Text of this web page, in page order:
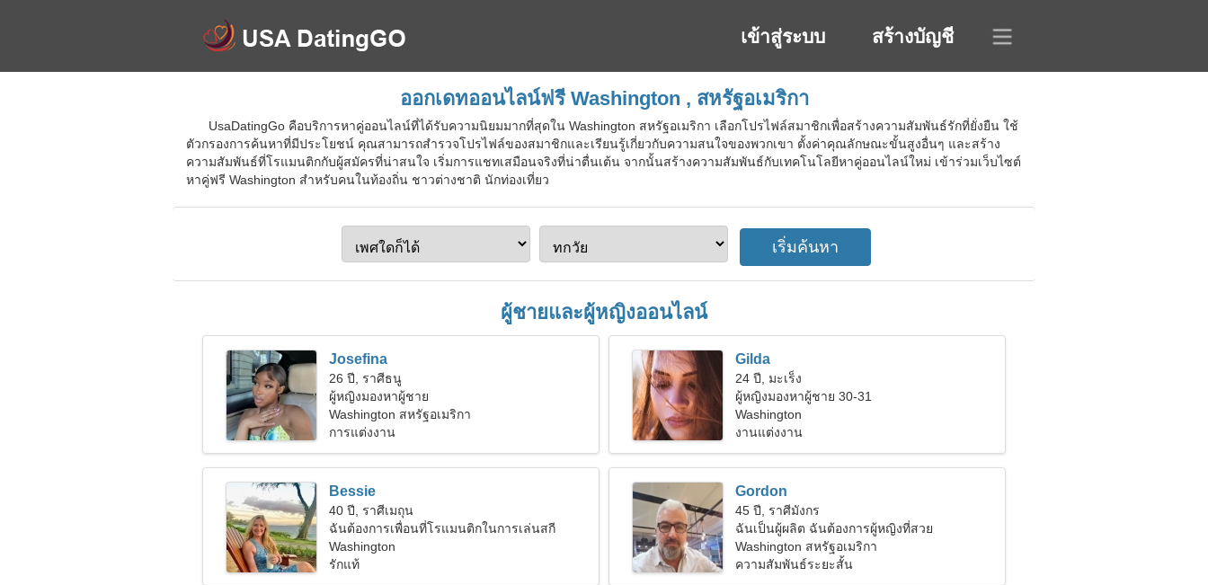
เข้าสู่ระบบ สร้างบัญชี
ออกเดทออนไลน์ฟรี Washington , สหรัฐอเมริกา
UsaDatingGo คือบริการหาคู่ออนไลน์ที่ได้รับความนิยมมากที่สุดใน Washington สหรัฐอเมริกา เลือกโปรไฟล์สมาชิกเพื่อสร้างความสัมพันธ์รักที่ยั่งยืน ใช้
ตัวกรองการค้นหาที่มีประโยชน์ คุณสามารถสำรวจโปรไฟล์ของสมาชิกและเรียนรู้เกี่ยวกับความสนใจของพวกเขา ตั้งค่าคุณลักษณะขั้นสูงอื่นๆ และสร้าง
ความสัมพันธ์ที่โรแมนติกกับผู้สมัครที่น่าสนใจ เริ่มการแชทเสมือนจริงที่น่าตื่นเต้น จากนั้นสร้างความสัมพันธ์กับเทคโนโลยีหาคู่ออนไลน์ใหม่ เข้าร่วมเว็บไซต์
หาคู่ฟรี Washington สำหรับคนในท้องถิ่น ชาวต่างชาติ นักท่องเที่ยว
ผู้ชายและผู้หญิงออนไลน์
Josefina
26 ปี, ราศีธนู
ผู้หญิงมองหาผู้ชาย
Washington สหรัฐอเมริกา
การแต่งงาน
Gilda
24 ปี, มะเร็ง
ผู้หญิงมองหาผู้ชาย 30-31
Washington
งานแต่งงาน
Bessie
40 ปี, ราศีเมถุน
ฉันต้องการเพื่อนที่โรแมนติกในการเล่นสกี
Washington
รักแท้
Gordon
45 ปี, ราศีมังกร
ฉันเป็นผู้ผลิต ฉันต้องการผู้หญิงที่สวย
Washington สหรัฐอเมริกา
ความสัมพันธ์ระยะสั้น